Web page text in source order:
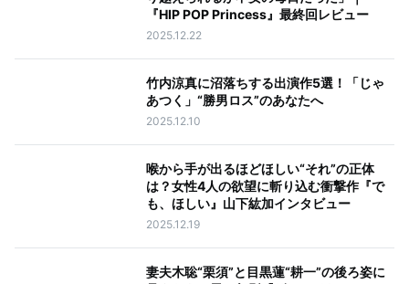
『HIP POP Princess』最終回レビュー
2025.12.22
竹内涼真に沼落ちする出演作5選！「じゃ
あつく」“勝男ロス”のあなたへ
2025.12.10
喉から手が出るほどほしい“それ”の正体
は？女性4人の欲望に斬り込む衝撃作『で
も、ほしい』山下紘加インタビュー
2025.12.19
妻夫木聡“栗須”と目黒蓮“耕一”の後ろ姿に